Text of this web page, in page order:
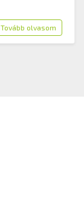
Tovább olvasom